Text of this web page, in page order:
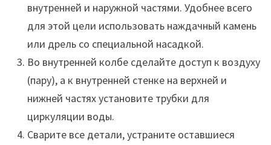
внутренней и наружной частями. Удобнее всего
для этой цели использовать наждачный камень
или дрель со специальной насадкой.
Во внутренней колбе сделайте доступ к воздуху
(пару), а к внутренней стенке на верхней и
нижней частях установите трубки для
циркуляции воды.
Сварите все детали, устраните оставшиеся